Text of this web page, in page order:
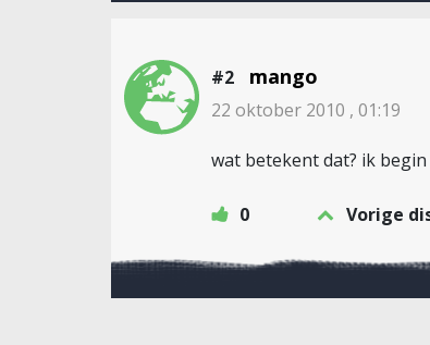
#2 mango
22 oktober 2010 , 01:19
wat betekent dat? ik
0 Vorige